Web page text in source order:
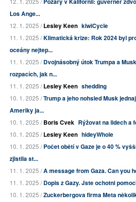
Los Ange...
12. 1. 2025 /Lesley Keen kiwiCycle
11. 1. 2025 /Klimatická krize: Rok 2024 byl
oceány nejtep...
11. 1. 2025 /Dvojnásobný útok Trumpa a
rozpacích, jak n...
11. 1. 2025 /Lesley Keen shedding
10. 1. 2025 /Trump a jeho nohsled Musk
Ameriky ja...
10. 1. 2025 /Boris Cvek Rýžovat na lidech a
10. 1. 2025 /Lesley Keen hideyWhole
10. 1. 2025 /Počet obětí v Gaze je o 40 %
zjistila st...
11. 1. 2025 /A message from Gaza. Can you
11. 1. 2025 /Dopis z Gazy. Jste ochotni
10. 1. 2025 /Zuckerbergova firma Meta